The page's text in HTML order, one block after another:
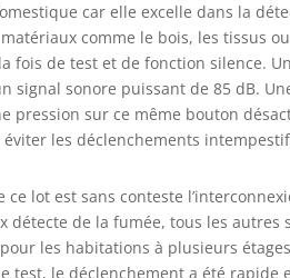
car elle excelle dans la
comme le bois, les tissus
fois de test et de fonction silence.
signal sonore puissant de 85 dB.
pression sur ce même bouton
les déclenchements
lot est sans conteste
détecte de la fumée, tous les
les habitations à plusieurs
test, le déclenchement a été rapide